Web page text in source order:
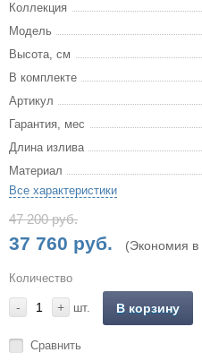
Коллекция
Модель
Высота, см
В комплекте
Артикул
Гарантия, мес
Длина излива
Материал
Все характеристики
47 200 руб.
37 760 руб. (Экономия в
Количество
- + шт. В корзину
Сравнить